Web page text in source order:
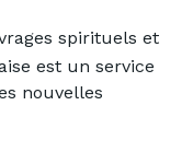
spirituels et
est un service
nouvelles